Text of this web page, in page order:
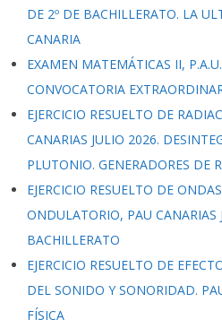
DE 2º DE BACHILLERATO. LA
CANARIA
EXAMEN MATEMÁTICAS II,
CONVOCATORIA
EJERCICIO RESUELTO DE
CANARIAS JULIO 2026.
PLUTONIO. GENERADORES DE
EJERCICIO RESUELTO DE
ONDULATORIO, PAU CANARIAS
BACHILLERATO
EJERCICIO RESUELTO DE
DEL SONIDO Y SONORIDAD.
FÍSICA